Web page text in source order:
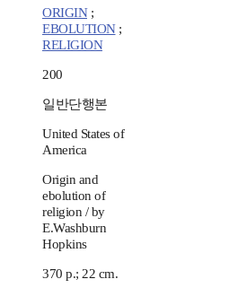
ORIGIN;
EBOLUTION;
RELIGION
200
일반단행본
United States of
America
Origin and
ebolution of
religion / by
E.Washburn
Hopkins
370 p.; 22 cm.